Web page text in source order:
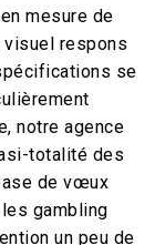
mesure de
respons
se
notre agence
totalité des
de vœux
gambling
un peu de